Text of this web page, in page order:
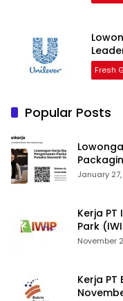
Fresh
Popular Posts
January
Kerja
Park
November
Kerja